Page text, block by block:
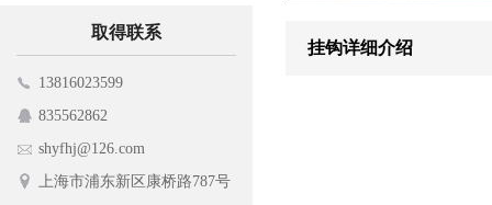
磁性材料卡
护栏网
促销台
蔬菜架
取得联系
13816023599
835562862
shyfhj@126.com
上海市浦东新区康桥路787号
挂钩详细介绍